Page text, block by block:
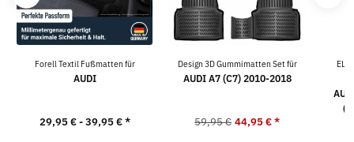
Forell Textil Fußmatten für
AUDI
29,95 € -39,95 €*
Design 3D Gummimatten Set für
AUDI A7 (C7) 2010-2018
59,95 € 44,95 €*